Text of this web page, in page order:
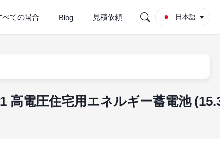
べての場合 Blog 見積依頼 日本語
高電圧住宅用エネルギー蓄電池